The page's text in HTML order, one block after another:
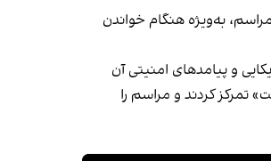
به‌ویژه هنگام خواندن
و پیامدهای امنیتی آن
کردند و مراسم را